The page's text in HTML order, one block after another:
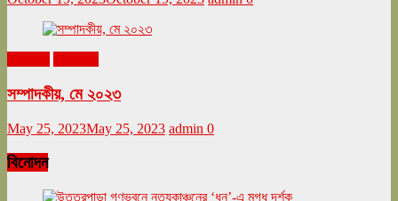
সম্পাদকীয়, মে ২০২৩
May 25, 2023May 25, 2023 admin 0
বিনোদন